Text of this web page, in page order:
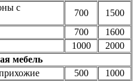
с
700
1500
700
1600
1000
2000
мебель
500
1000